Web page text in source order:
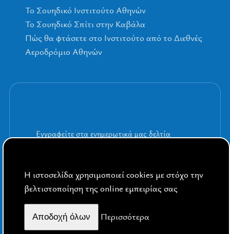
To Σουηδικό Ινστιτούτο Αθηνών
Το Σουηδικό Σπίτι στην Καβάλα
Πώς θα φτάσετε στο Ινστιτούτο από το Διεθνές
Αεροδρόμιο Αθηνών
Εγγραφείτε στα ενημερωτικά μας δελτία
By Public Sphere
Η ιστοσελίδα χρησιμοποιεί cookies με στόχο την
βελτιστοποίηση της online εμπειρίας σας
Aποδοχή όλων Περισσότερα